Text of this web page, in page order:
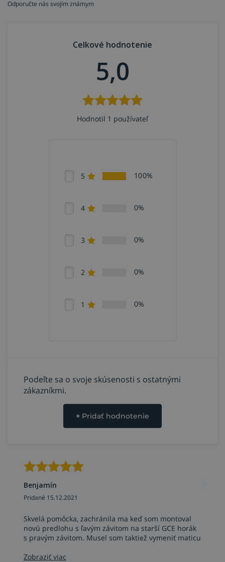
Odporučte nás svojím známym
Celkové hodnotenie
5,0
Hodnotil 1 používateľ
5 100%
4 0%
3 0%
2 0%
1 0%
Podeľte sa o svoje skúsenosti s ostatnými
zákazníkmi.
+ Pridať hodnotenie
Benjamín
Pridané 15.12.2021
Skvelá pomôcka, zachránila ma keď som montoval
novú predlohu s ľavým závitom na starší GCE horák
s pravým závitom. Musel som taktiež vymeniť maticu
som sa, že zaberie veľa miesta, po 15min rezania to
Zobraziť viac